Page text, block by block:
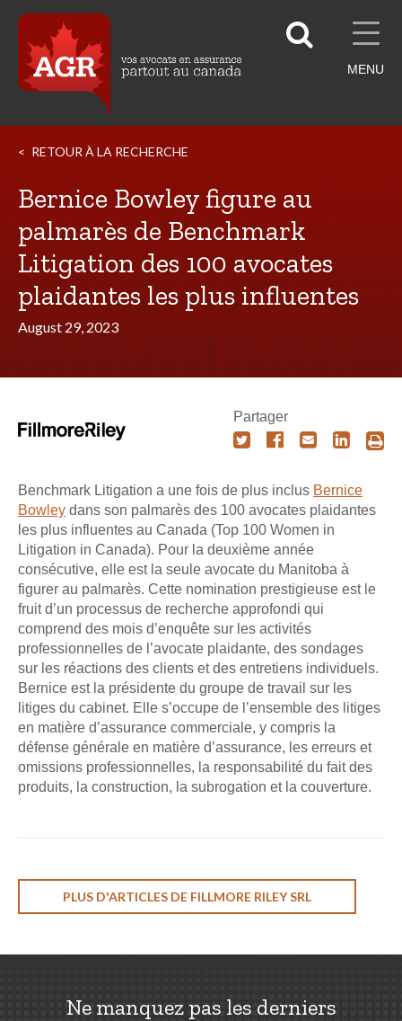
MENU
RETOUR À LA RECHERCHE
Bernice Bowley figure au
palmarès de Benchmark
Litigation des 100 avocates
plaidantes les plus influentes
August 29, 2023
Partager
Benchmark Litigation a une fois de plus inclus Bernice
Bowley dans son palmarès des 100 avocates plaidantes
les plus influentes au Canada (Top 100 Women in
Litigation in Canada). Pour la deuxième année
consécutive, elle est la seule avocate du Manitoba à
figurer au palmarès. Cette nomination prestigieuse est le
fruit d’un processus de recherche approfondi qui
comprend des mois d’enquête sur les activités
professionnelles de l’avocate plaidante, des sondages
sur les réactions des clients et des entretiens individuels.
Bernice est la présidente du groupe de travail sur les
litiges du cabinet. Elle s’occupe de l’ensemble des litiges
en matière d’assurance commerciale, y compris la
défense générale en matière d’assurance, les erreurs et
omissions professionnelles, la responsabilité du fait des
produits, la construction, la subrogation et la couverture.
PLUS D'ARTICLES DE FILLMORE RILEY SRL
Ne manquez pas les derniers